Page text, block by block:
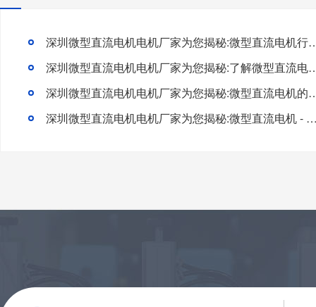
深圳微型直流电机电机厂家为您
深圳微型直流电机电机厂家为您揭
深圳微型直流电机电机厂家为
深圳微型直流电机电机厂家为您揭秘:微型直